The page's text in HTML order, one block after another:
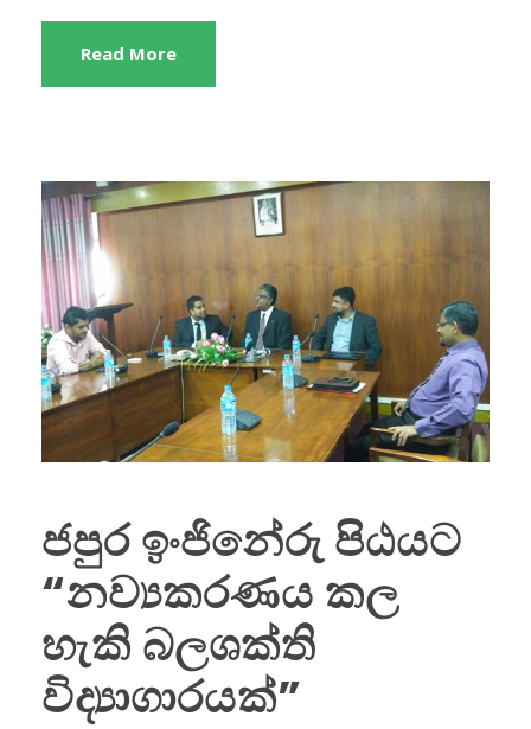
Read More
ජපුර ඉංජිනේරු පිඨයට
“නව්‍යකරණය කල
හැකි බලශක්ති
විද්‍යාගාරයක්”